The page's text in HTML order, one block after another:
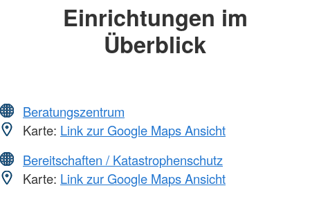
Einrichtungen im
Überblick
Beratungszentrum
Karte: Link zur Google Maps Ansicht
Bereitschaften / Katastrophenschutz
Karte: Link zur Google Maps Ansicht